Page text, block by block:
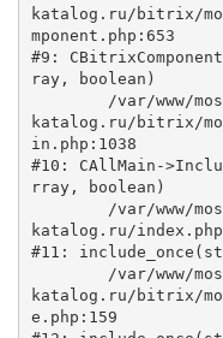
katalog.ru/bitrix/
mponent.php:653
#9:
ray, boolean)
katalog.ru/bitrix/
in.php:1038
#10: CAllMain-
rray, boolean)
katalog.ru/
#11:
katalog.ru/bitrix/
e.php:159